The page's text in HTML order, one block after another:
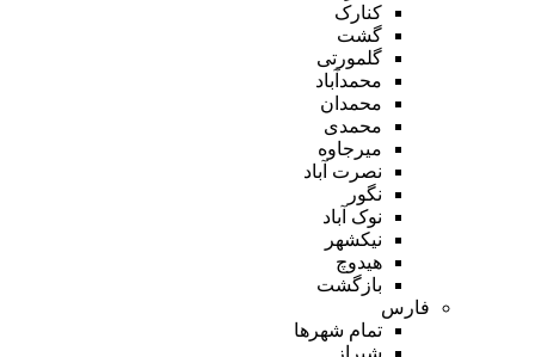
کنارک
گشت
گلمورتی
محمدآباد
محمدان
محمدی
میرجاوه
نصرت آباد
نگور
نوک آباد
نیکشهر
هیدوچ
بازگشت
فارس
تمام شهر‌ها
شیراز